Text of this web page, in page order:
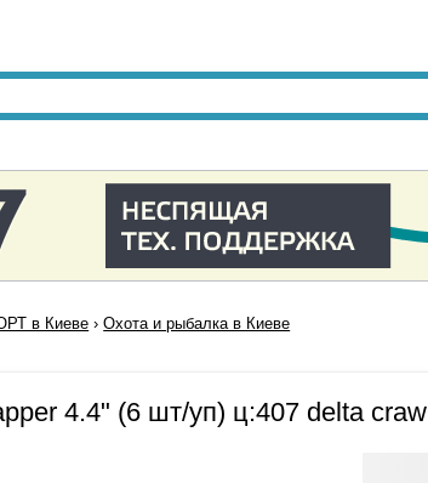
в Киеве ›Охота и рыбалка в Киеве
4.4" (6 шт/уп) ц:407 delta craw